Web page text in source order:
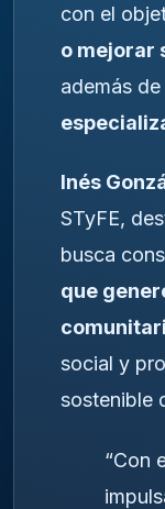
con el
o mejorar
además
Inés
STyFE,
busca
que
social y
sostenible
“Con